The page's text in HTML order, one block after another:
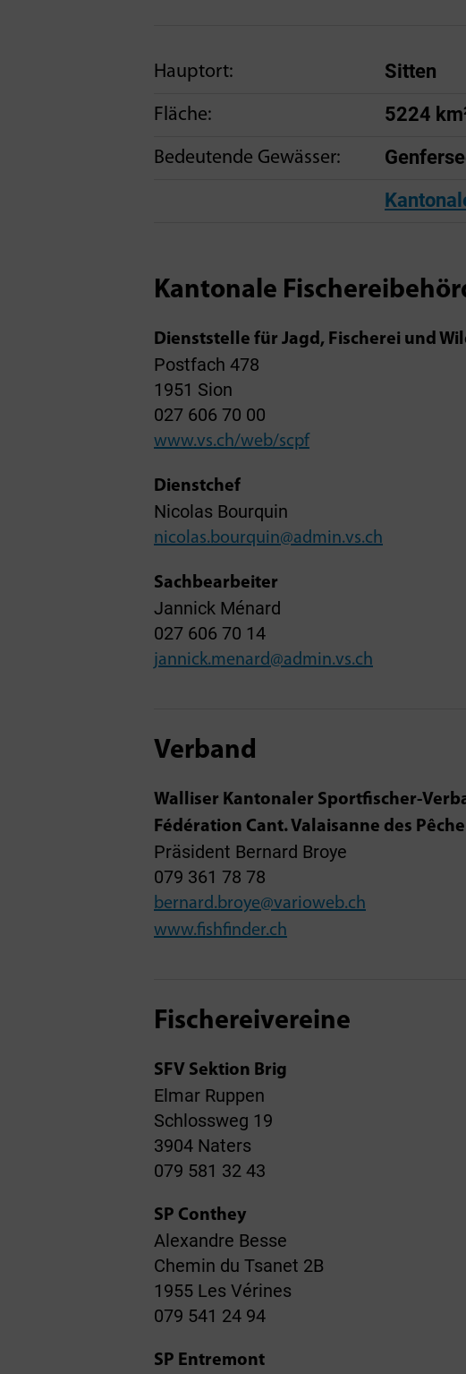
Hauptort: Sitten
Fläche: 5224
Bedeutende Gewässer:
Kantonale
Dienststelle für Jagd, Fischerei und
Postfach 478
1951 Sion
027 606 70 00
www.vs.ch/web/scpf
Dienstchef
Nicolas Bourquin
nicolas.bourquin@admin.vs.ch
Sachbearbeiter
Jannick Ménard
027 606 70 14
jannick.menard@admin.vs.ch
Verband
Walliser Kantonaler Sportfischer-
Fédération Cant. Valaisanne des
Präsident Bernard Broye
079 361 78 78
bernard.broye@varioweb.ch
www.fishfinder.ch
Fischereivereine
SFV Sektion Brig
Elmar Ruppen
Schlossweg 19
3904 Naters
079 581 32 43
SP Conthey
Alexandre Besse
Chemin du Tsanet 2B
1955 Les Vérines
079 541 24 94
SP Entremont